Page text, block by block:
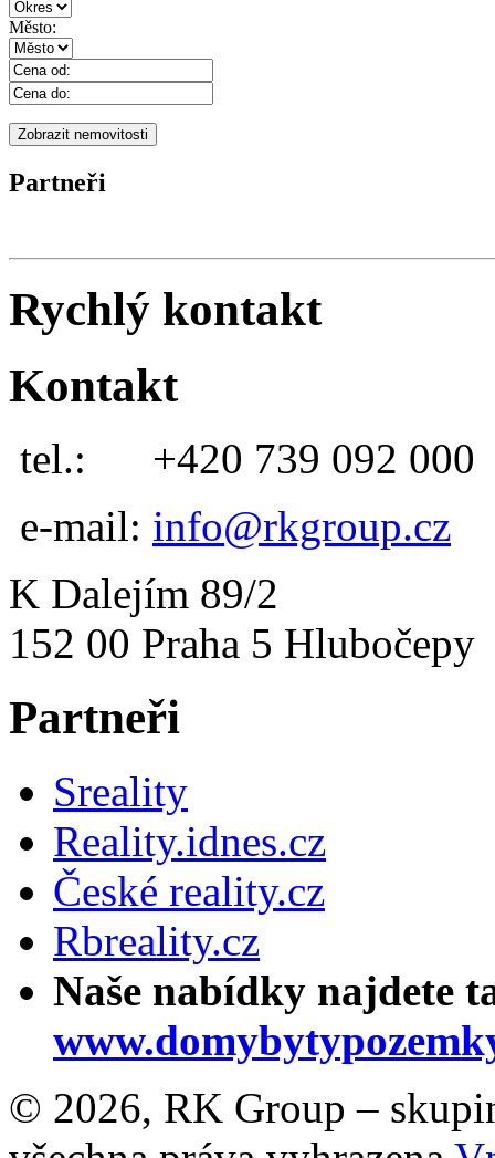
Město:
Partneři
Rychlý kontakt
Kontakt
tel.: +420 739 092 000
e-mail: info@rkgroup.cz
K Dalejím 89/2
152 00 Praha 5 Hlubočepy
Partneři
Sreality
Reality.idnes.cz
České reality.cz
Rbreality.cz
Naše nabídky najdete
© 2026, RK Group –